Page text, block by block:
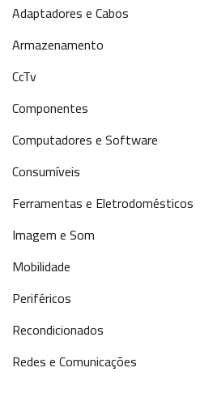
Adaptadores e Cabos
Armazenamento
CcTv
Componentes
Computadores e Software
Consumíveis
Ferramentas e Eletrodomésticos
Imagem e Som
Mobilidade
Periféricos
Recondicionados
Redes e Comunicações